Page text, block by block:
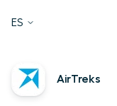
ES
AirTreks